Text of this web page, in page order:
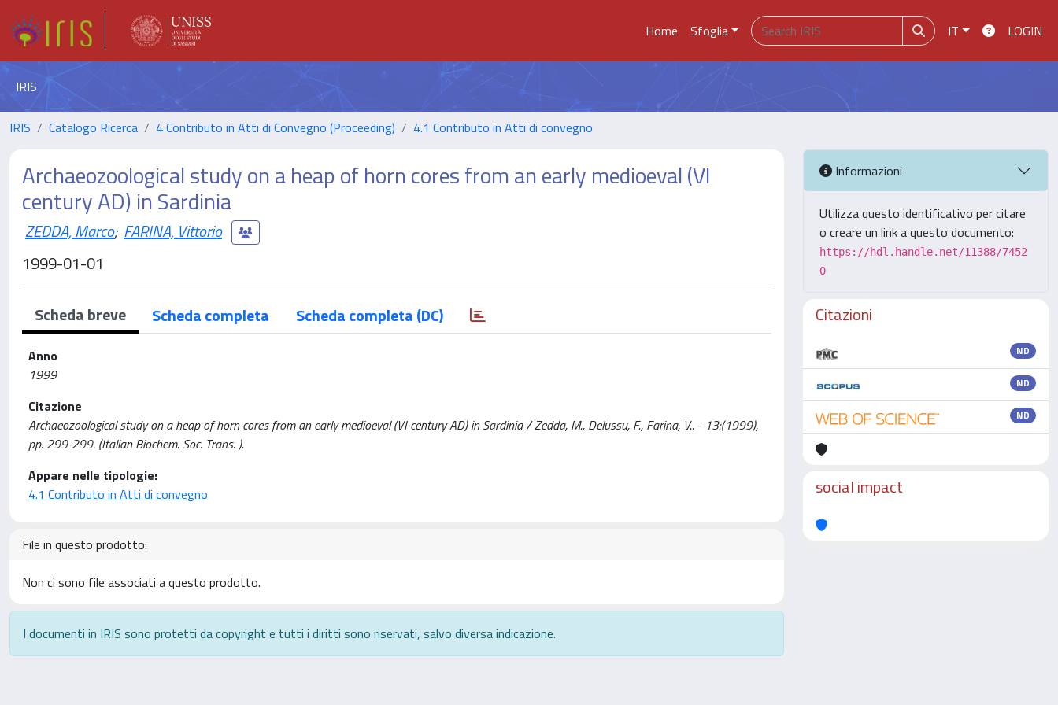
Home Sfoglia IT LOGIN
IRIS
IRIS Catalogo Ricerca 4 Contributo in Atti di Convegno (Proceeding) 4.1 Contributo in Atti di convegno
Archaeozoological study on a heap of horn cores from an early medioeval (VI
century AD) in Sardinia
ZEDDA, Marco; FARINA, Vittorio
1999-01-01
Scheda breve Scheda completa Scheda completa (DC)
Anno
1999
Citazione
Archaeozoological study on a heap of horn cores from an early medioeval (VI century AD) in Sardinia / Zedda, M., Delussu, F., Farina, V.. - 13:(1999),
pp. 299-299. (Italian Biochem. Soc. Trans. ).
Appare nelle tipologie:
4.1 Contributo in Atti di convegno
File in questo prodotto:
Non ci sono file associati a questo prodotto.
I documenti in IRIS sono protetti da copyright e tutti i diritti sono riservati, salvo diversa indicazione.
Informazioni
Utilizza questo identificativo per citare
o creare un link a questo documento:
https://hdl.handle.net/11388/7452
0
Citazioni
ND
ND
ND
social impact